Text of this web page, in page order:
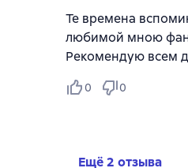
Те времена
любимой мною
Рекомендую всем
0 0
Ещё 2 отзыва